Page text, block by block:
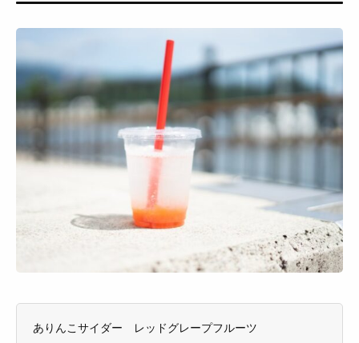
ありんこサイダー レッドグレープフルーツ